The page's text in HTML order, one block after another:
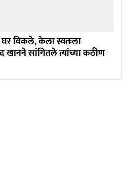
विकले, केला स्वतःला
खानने सांगितले त्यांच्या कठीण